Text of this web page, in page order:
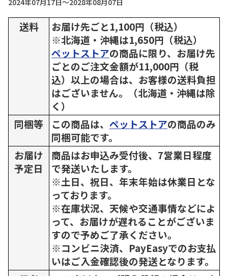
2024年07月17日～2028年08月07日
送料
お届け先ごと1,100円（税込）
※北海道・沖縄は1,650円（税込）
ペットストアの商品に限り、お届け先
ごとのご注文金額が11,000円（税
込）以上の場合は、お客様の送料負担
はございません。（北海道・沖縄は除
く）
同梱等
この商品は、 ペットストアの商品のみ
同梱可能です。
お届け
予定日
商品はお申込み受付後、7営業日程度
で発送いたします。
※土日、祝日、年末年始は休業日とな
っております。
※在庫状況、天候や交通事情などによ
って、お届けが遅れることがございま
すので予めご了承ください。
※コンビニ決済、PayEasyでのお支払
いはご入金確認後の発送となります。